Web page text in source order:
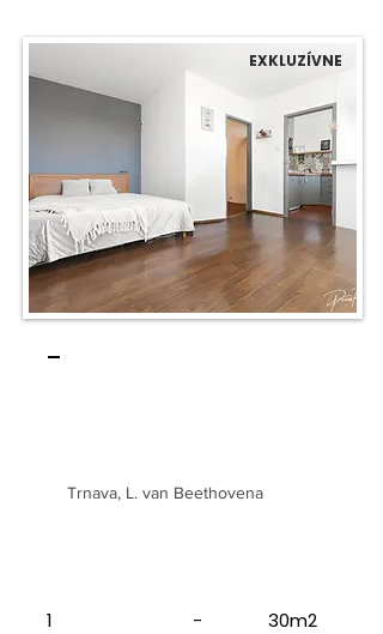
EXKLUZÍVNE
-
Trnava, L. van Beethovena
1 - 30m2